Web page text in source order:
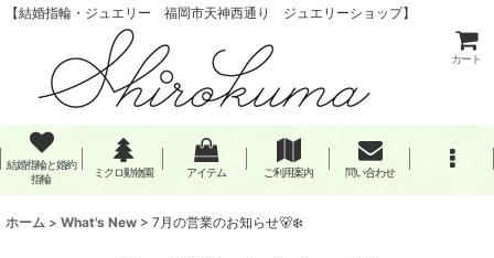
【結婚指輪・ジュエリー 福岡市天神西通り ジュエリーショップ】
カート
結婚指輪と婚約
指輪
ミクロ動物園 アイテム ご利用案内 問い合わせ
ホーム > What's New > 7月の営業のお知らせ🐻‍❄️